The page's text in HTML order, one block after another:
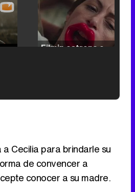
/
Cecilia para brindarle su
de convencer a
conocer a su madre.